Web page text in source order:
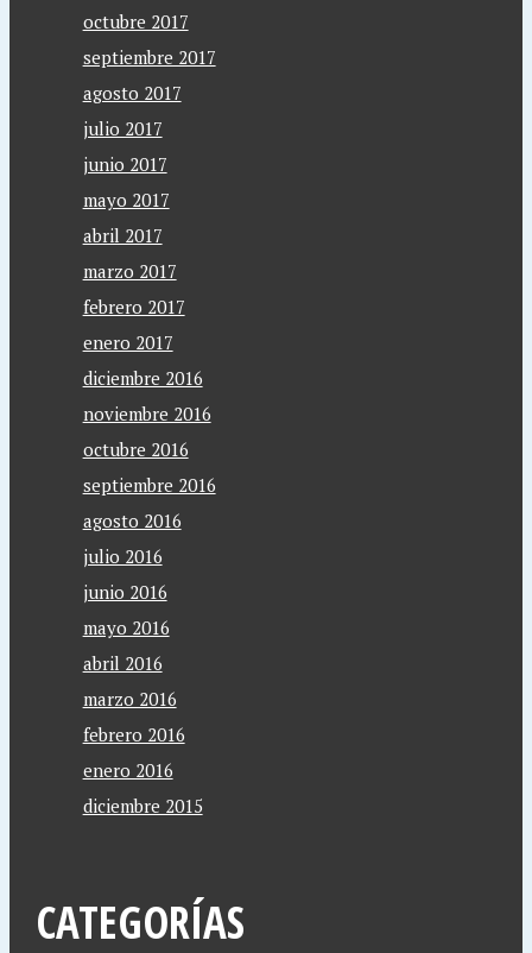
octubre 2017
septiembre 2017
agosto 2017
julio 2017
junio 2017
mayo 2017
abril 2017
marzo 2017
febrero 2017
enero 2017
diciembre 2016
noviembre 2016
octubre 2016
septiembre 2016
agosto 2016
julio 2016
junio 2016
mayo 2016
abril 2016
marzo 2016
febrero 2016
enero 2016
diciembre 2015
CATEGORÍAS